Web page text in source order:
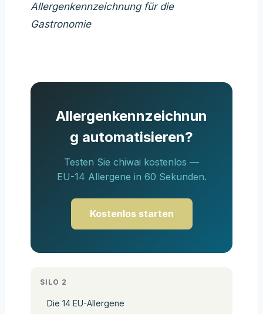
Allergenkennzeichnung für die
Gastronomie
Allergenkennzeichnun
g automatisieren?
Testen Sie chiwai kostenlos —
EU-14 Allergene in 60 Sekunden.
Kostenlos starten
SILO 2
Die 14 EU-Allergene